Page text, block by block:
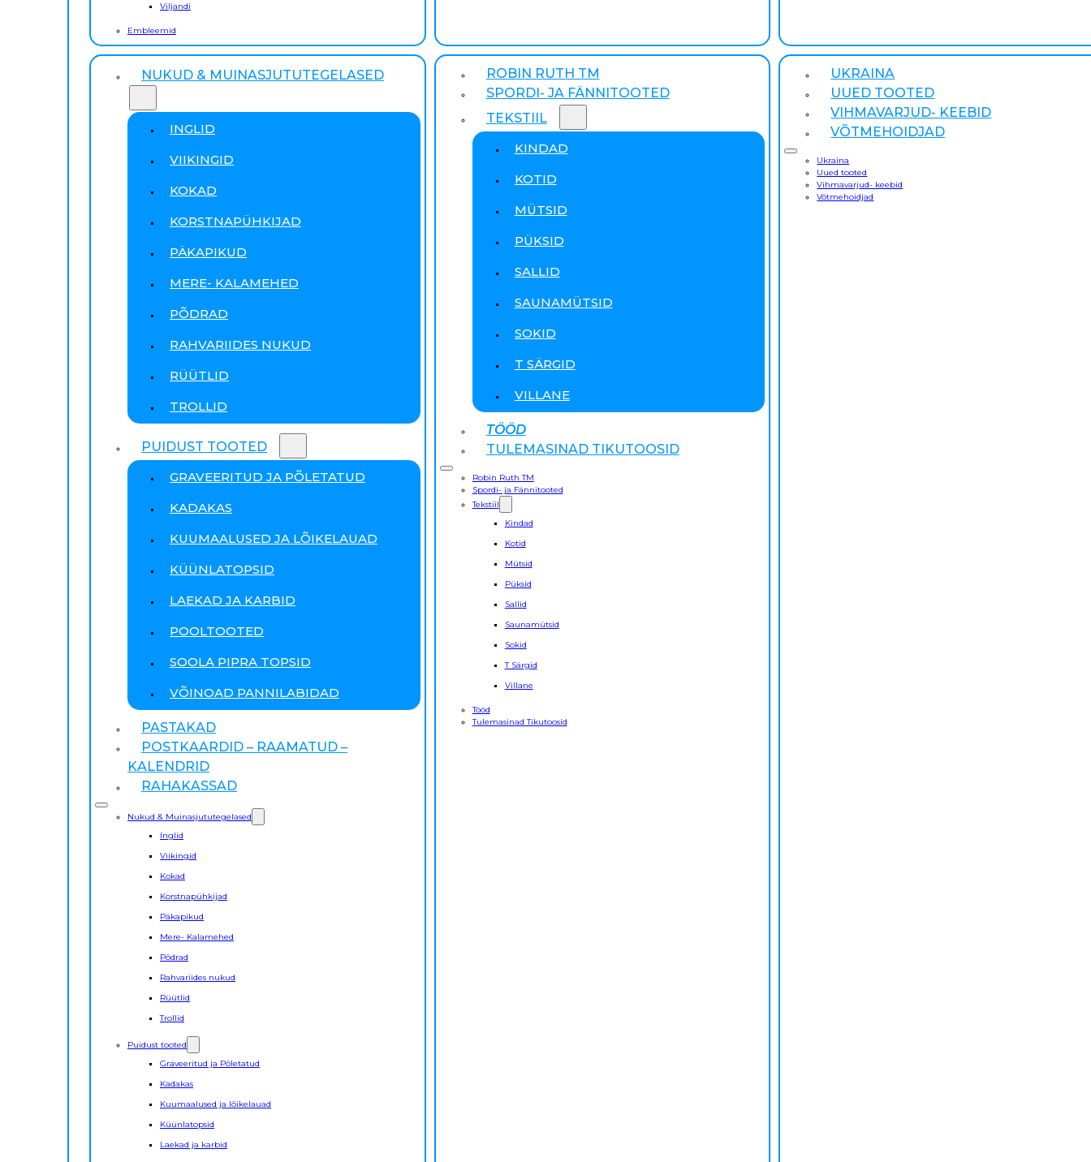
Viljandi
Embleemid
NUKUD & MUINASJUTUTEGELASED
INGLID
VIIKINGID
KOKAD
KORSTNAPÜHKIJAD
PÄKAPIKUD
MERE- KALAMEHED
PÕDRAD
RAHVARIIDES NUKUD
RÜÜTLID
TROLLID
PUIDUST TOOTED
GRAVEERITUD JA PÕLETATUD
KADAKAS
KUUMAALUSED JA LÕIKELAUAD
KÜÜNLATOPSID
LAEKAD JA KARBID
POOLTOOTED
SOOLA PIPRA TOPSID
VÕINOAD PANNILABIDAD
PASTAKAD
POSTKAARDID – RAAMATUD –
KALENDRID
RAHAKASSAD
Nukud & Muinasjututegelased
Inglid
Viikingid
Kokad
Korstnapühkijad
Päkapikud
Mere- Kalamehed
Põdrad
Rahvariides nukud
Rüütlid
Trollid
Puidust tooted
Graveeritud ja Põletatud
Kadakas
Kuumaalused ja lõikelauad
Küünlatopsid
Laekad ja karbid
ROBIN RUTH TM
SPORDI- JA FÄNNITOOTED
TEKSTIIL
KINDAD
KOTID
MÜTSID
PÜKSID
SALLID
SAUNAMÜTSID
SOKID
T SÄRGID
VILLANE
TÖÖD
TULEMASINAD TIKUTOOSID
Robin Ruth TM
Spordi- ja Fännitooted
Tekstiil
Kindad
Kotid
Mütsid
Püksid
Sallid
Saunamütsid
Sokid
T Särgid
Villane
Tööd
Tulemasinad Tikutoosid
UKRAINA
UUED TOOTED
VIHMAVARJUD- KEEBID
VÕTMEHOIDJAD
Ukraina
Uued tooted
Vihmavarjud- keebid
Võtmehoidjad